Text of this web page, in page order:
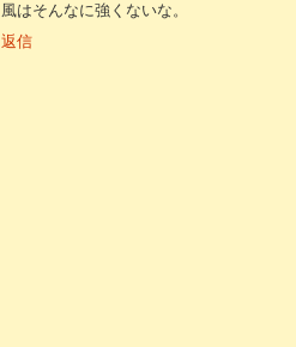
風はそんなに強くないな。
返信